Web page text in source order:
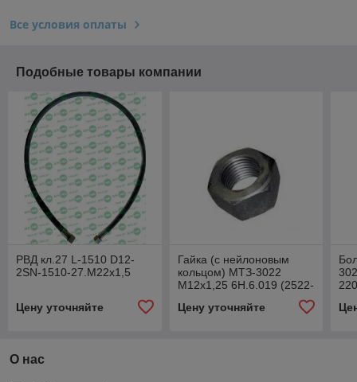
Все условия оплаты
Подобные товары компании
РВД кл.27 L-1510 D12-
2SN-1510-27.М22х1,5
Цену уточняйте
Гайка (с нейлоновым
кольцом) МТЗ-3022
М12х1,25 6Н.6.019 (2522-
Цену уточняйте
О нас